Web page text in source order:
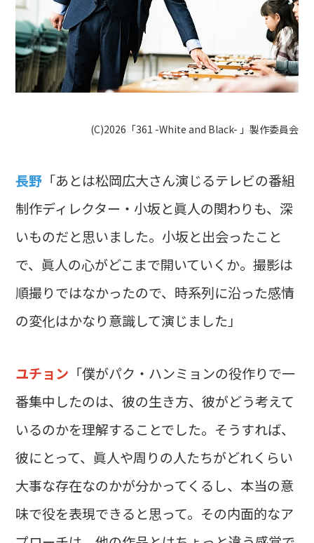
(C)2026「361 -White and Black- 」製作委員会
長野 「あとは松岡広大さん演じるテレビの番組
制作ディレクター・小坂と眞人の関わりも、深
いものだと思いました。小坂と出会ったこと
で、眞人の心がどこまで開いていくか。撮影は
順撮りではなかったので、時系列に沿った感情
の変化はかなり意識して演じました」
ユチョン 「僕がパク・ハンミョンの役作りで一
番集中したのは、彼の生き方、彼がどう考えて
いるのかを理解することでした。そうすれば、
彼にとって、眞人や周りの人たちがどれくらい
大事な存在なのかが分かってくるし、本当の意
味で役を表現できると思って。その内面的なア